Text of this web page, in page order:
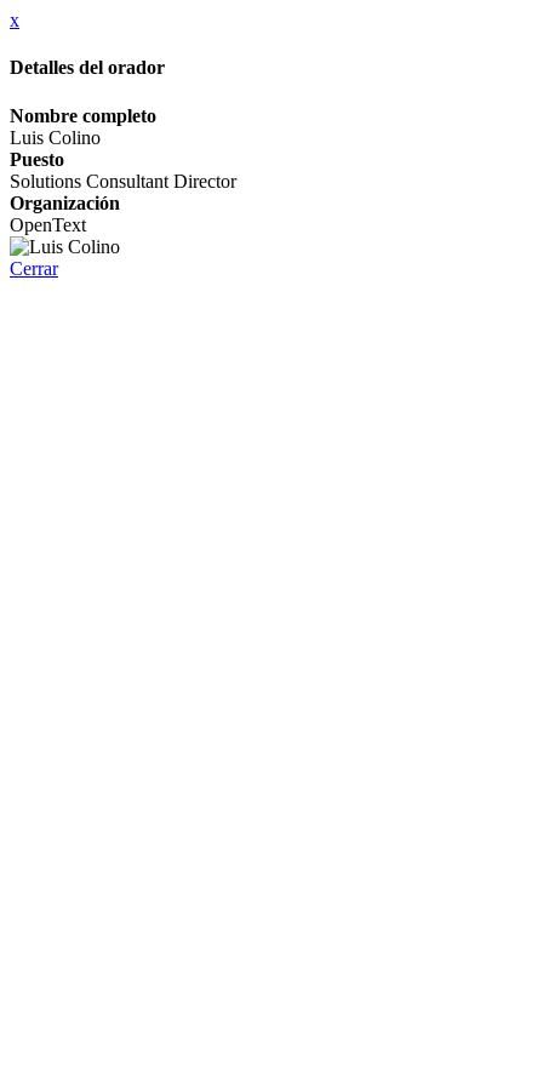
x
Detalles del orador
Nombre completo
Luis Colino
Puesto
Solutions Consultant Director
Organización
OpenText
Cerrar